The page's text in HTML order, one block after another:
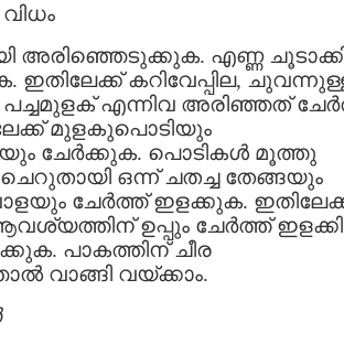
അരിഞ്ഞെടുക്കുക. എണ്ണ
കറിവേപ്പില,
എന്നിവ അരിഞ്ഞത്
മുളകുപൊടിയും
ചേര്‍ക്കുക. പൊടികള്‍ മൂത്തു
ഒന്ന് ചതച്ച തേങ്ങയും
ചേര്‍ത്ത് ഇളക്കുക.
ഉപ്പും ചേര്‍ത്ത് ഇളക്കി
പാകത്തിന് ചീര
വാങ്ങി വയ്ക്കാം.